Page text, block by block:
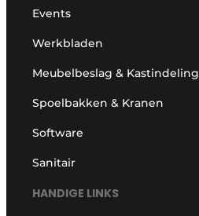
Events
Werkbladen
Meubelbeslag & Kastindeling
Spoelbakken & Kranen
Software
Sanitair
HANDIGE LINKS